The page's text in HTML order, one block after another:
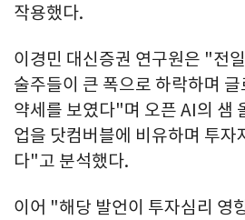
작용했다.
이경민 대신증권 연구원은 "전
술주들이 큰 폭으로 하락하며 글
약세를 보였다"며 오픈 AI의 샘
업을 닷컴버블에 비유하며 투자
다"고 분석했다.
이어 "해당 발언이 투자심리 영